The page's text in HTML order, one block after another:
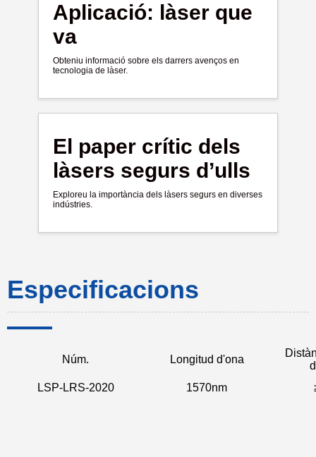
Aplicació: làser que
va
Obteniu informació sobre els darrers avenços en
tecnologia de làser.
El paper crític dels
làsers segurs d’ulls
Exploreu la importància dels làsers segurs en diverses
indústries.
Especificacions
Núm. Longitud d'ona
LSP-LRS-2020
1570nm